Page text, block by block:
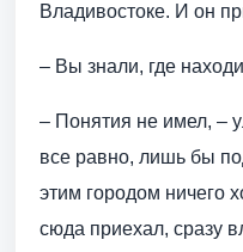
Владивостоке. И он
– Вы знали, где
– Понятия не имел, –
все равно, лишь бы
этим городом ничего
сюда приехал, сразу